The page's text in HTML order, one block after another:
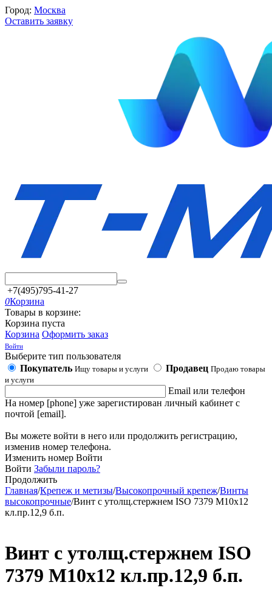
Город: Москва
Оставить заявку
+7(495)795-41-27
0Корзина
Товары в корзине:
Корзина пуста
Корзина Оформить заказ
Войти
Выберите тип пользователя
Покупатель Ищу товары и услуги Продавец Продаю товары
и услуги
Email или телефон
На номер [phone] уже зарегистирован личный кабинет с
почтой [email].
Вы можете войти в него или продолжить регистрацию,
изменив номер телефона.
Изменить номер Войти
Войти Забыли пароль?
Продолжить
Главная/Крепеж и метизы/Высокопрочный крепеж/Винты
высокопрочные/Винт с утолщ.стержнем ISO 7379 М10х12
кл.пр.12,9 б.п.
Винт с утолщ.стержнем ISO
7379 М10х12 кл.пр.12,9 б.п.